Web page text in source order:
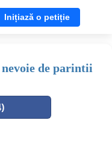
Inițiază o petiție
de parintii